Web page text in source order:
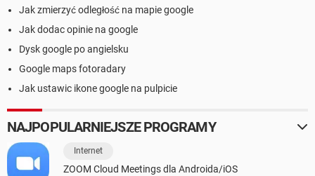
Jak zmierzyć odległość na mapie google
Jak dodac opinie na google
Dysk google po angielsku
Google maps fotoradary
Jak ustawic ikone google na pulpicie
NAJPOPULARNIEJSZE PROGRAMY
Internet
ZOOM Cloud Meetings dla Androida/iOS